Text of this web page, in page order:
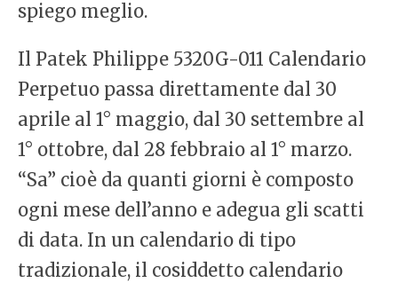
spiego meglio.
Il Patek Philippe 5320G-011 Calendario
Perpetuo passa direttamente dal 30
aprile al 1° maggio, dal 30 settembre al
1° ottobre, dal 28 febbraio al 1° marzo.
“Sa” cioè da quanti giorni è composto
ogni mese dell’anno e adegua gli scatti
di data. In un calendario di tipo
tradizionale, il cosiddetto calendario